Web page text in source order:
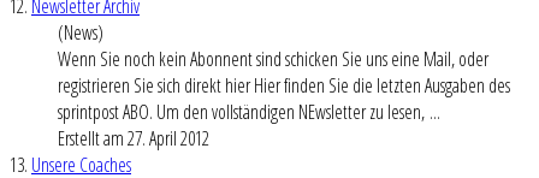
12. Newsletter Archiv
(News)
Wenn Sie noch kein Abonnent sind schicken Sie uns eine Mail, oder
registrieren Sie sich direkt hier Hier finden Sie die letzten Ausgaben des
sprintpost ABO. Um den vollständigen NEwsletter zu lesen, ...
Erstellt am 27. April 2012
13. Unsere Coaches